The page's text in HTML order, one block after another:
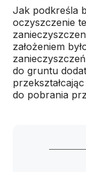
Jak podkreśla
oczyszczenie
założeniem
do gruntu
do pobrania